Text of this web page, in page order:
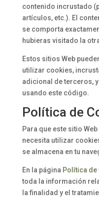
contenido incrustado
artículos, etc.). El
se comporta
hubieras visitado la
Estos sitios Web
utilizar cookies,
adicional de terceros,
usando este código.
Política de
Para que este sitio
necesita utilizar
se almacena en tu
En la página Política de
toda la información
la finalidad y el